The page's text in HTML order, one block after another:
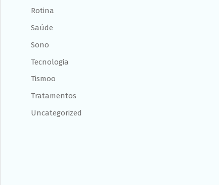
Rotina
Saúde
Sono
Tecnologia
Tismoo
Tratamentos
Uncategorized